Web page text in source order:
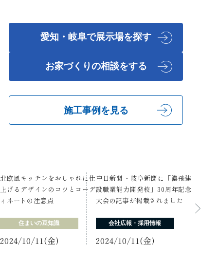
愛知・岐阜で展示場を探す
お家づくりの相談をする
施工事例を見る
北欧風キッチンをおしゃれに仕
上げるデザインのコツとコーデ
ィネートの注意点
住まいの豆知識
2024/10/11(金)
中日新聞・岐阜新聞に「濃飛建
設職業能力開発校」30周年記念
大会の記事が掲載されました
会社広報・採用情報
2024/10/11(金)